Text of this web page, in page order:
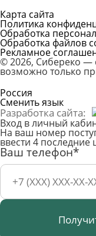
Карта сайта
Политика
Обработка
Обработка файлов
Рекламное
© 2026, Сибереко —
возможно только
Россия
Сменить язык
Разработка сайта:
Вход в личный
На ваш номер
ввести 4
Ваш телефон*